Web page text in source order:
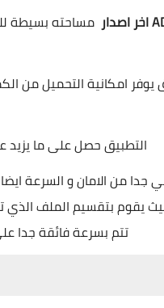
مساحته بسيطة
يوفر امكانية التحميل من
التطبيق حصل على ما
جدا من الامان و السرعة
يقوم بتقسيم الملف
تتم بسرعة فائقة جدا